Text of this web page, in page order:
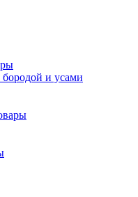
бородой и усами